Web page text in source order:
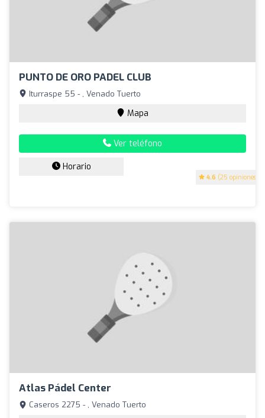
PUNTO DE ORO PADEL CLUB
4.6 (25 opiniones)
Iturraspe 55 - , Venado Tuerto
Mapa
Ver teléfono
Horario
Atlas Pádel Center
Caseros 2275 - , Venado Tuerto